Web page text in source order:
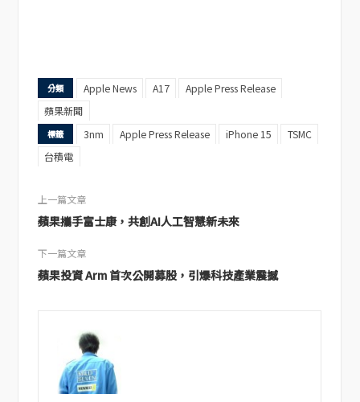
分類 Apple News A17
Apple Press Release
蘋果新聞
標籤 3nm Apple Press Release iPhone 15
TSMC
台積電
上一篇文章
蘋果攜手富士康，共創AI人工智慧新未來
下一篇文章
蘋果投資 Arm 首次公開募股，引爆科技產業震撼